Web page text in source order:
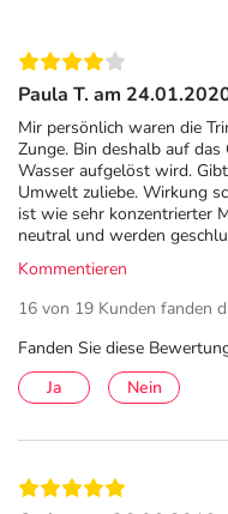
Paula T. am
Mir persönlich waren die
Zunge. Bin deshalb auf
Wasser aufgelöst wird.
Umwelt zuliebe. Wirkung
ist wie sehr konzentrierter
neutral und werden
Kommentieren
16 von 19 Kunden fanden
Fanden Sie diese
Ja
Nein